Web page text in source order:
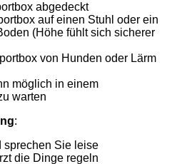
abgedeckt
auf einen Stuhl oder ein
(Höhe fühlt sich sicherer
von Hunden oder Lärm
möglich in einem
warten
:
sprechen Sie leise
die Dinge regeln